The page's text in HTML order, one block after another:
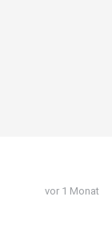
vor 1 Monat